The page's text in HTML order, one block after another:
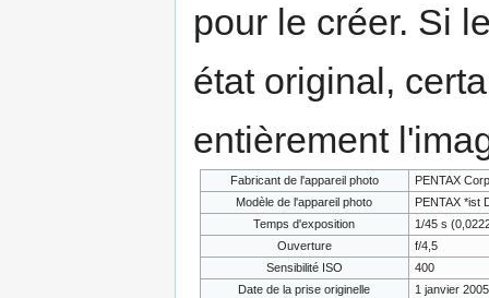
pour le créer. Si
état original,
entièrement
Fabricant de l'appareil photo
PENTAX
Modèle de l'appareil photo
PENTAX *ist
Temps d'exposition
1/45 s
Ouverture
f/4,5
Sensibilité ISO
400
Date de la prise originelle
1 janvier